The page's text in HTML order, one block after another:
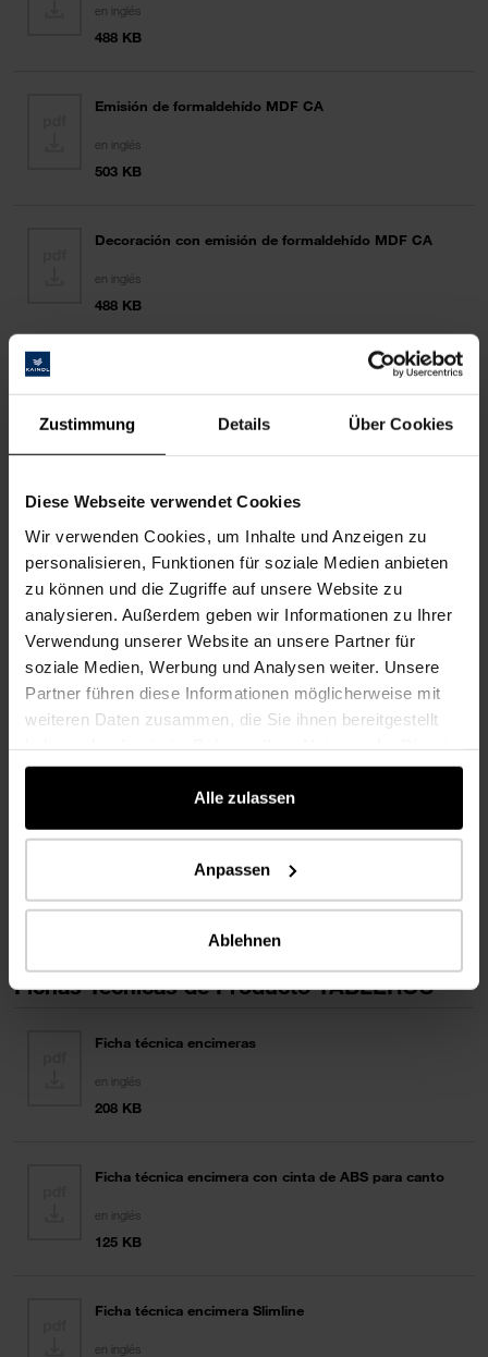
Zustimmung Details Über Cookies
Diese Webseite verwendet Cookies
Wir verwenden Cookies, um Inhalte und Anzeigen zu
personalisieren, Funktionen für soziale Medien anbieten
zu können und die Zugriffe auf unsere Website zu
analysieren. Außerdem geben wir Informationen zu Ihrer
Verwendung unserer Website an unsere Partner für
soziale Medien, Werbung und Analysen weiter. Unsere
Partner führen diese Informationen möglicherweise mit
weiteren Daten zusammen, die Sie ihnen bereitgestellt
gesammelt haben.
Alle zulassen
Anpassen
Ablehnen
en inglés
488 KB
Emisión de formaldehído MDF CA
en inglés
503 KB
Decoración con emisión de formaldehído MDF CA
en inglés
488 KB
Determinación propiedades antibacterianas
en inglés
Certificado PEFC
en inglés
3 MB
Certificado FSC®
in inglés
3 MB
Fichas Técnicas de Producto TABLEROS
Ficha técnica encimeras
en inglés
208 KB
Ficha técnica encimera con cinta de ABS para canto
en inglés
125 KB
Ficha técnica encimera Slimline
en inglés